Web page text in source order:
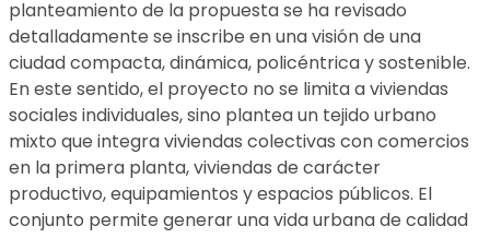
planteamiento de la propuesta se ha revisado
detalladamente se inscribe en una visión de una
ciudad compacta, dinámica, policéntrica y sostenible.
En este sentido, el proyecto no se limita a viviendas
sociales individuales, sino plantea un tejido urbano
mixto que integra viviendas colectivas con comercios
en la primera planta, viviendas de carácter
productivo, equipamientos y espacios públicos. El
conjunto permite generar una vida urbana de calidad